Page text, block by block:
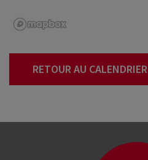
RETOUR AU CALENDRIER